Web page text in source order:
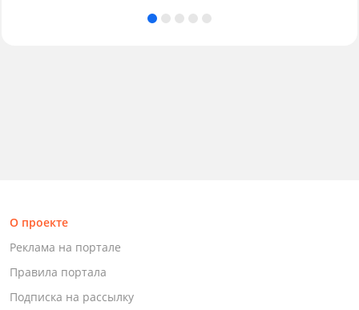
О проекте
Реклама на портале
Правила портала
Подписка на рассылку